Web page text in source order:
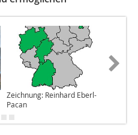
Zeichnung: Reinhard Eberl-
Pacan